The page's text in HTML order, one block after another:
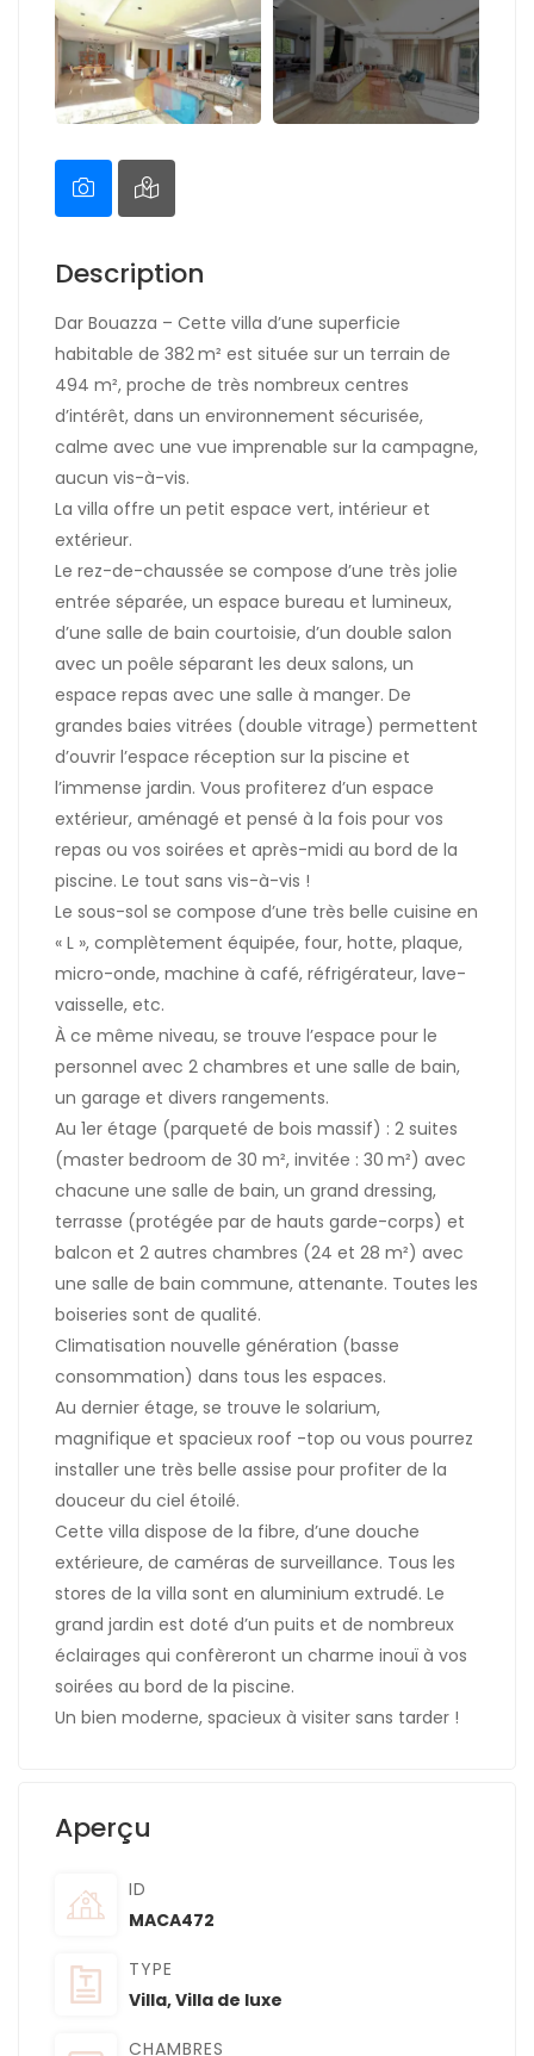
Description
Dar Bouazza – Cette villa d’une superficie
habitable de 382 m² est située sur un terrain de
494 m², proche de très nombreux centres
d’intérêt, dans un environnement sécurisée,
calme avec une vue imprenable sur la campagne,
aucun vis-à-vis.
La villa offre un petit espace vert, intérieur et
extérieur.
Le rez-de-chaussée se compose d’une très jolie
entrée séparée, un espace bureau et lumineux,
d’une salle de bain courtoisie, d’un double salon
avec un poêle séparant les deux salons, un
espace repas avec une salle à manger. De
grandes baies vitrées (double vitrage) permettent
d’ouvrir l’espace réception sur la piscine et
l’immense jardin. Vous profiterez d’un espace
extérieur, aménagé et pensé à la fois pour vos
repas ou vos soirées et après-midi au bord de la
piscine. Le tout sans vis-à-vis !
Le sous-sol se compose d’une très belle cuisine en
« L », complètement équipée, four, hotte, plaque,
micro-onde, machine à café, réfrigérateur, lave-
vaisselle, etc.
À ce même niveau, se trouve l’espace pour le
personnel avec 2 chambres et une salle de bain,
un garage et divers rangements.
Au 1er étage (parqueté de bois massif) : 2 suites
(master bedroom de 30 m², invitée : 30 m²) avec
chacune une salle de bain, un grand dressing,
terrasse (protégée par de hauts garde-corps) et
balcon et 2 autres chambres (24 et 28 m²) avec
une salle de bain commune, attenante. Toutes les
boiseries sont de qualité.
Climatisation nouvelle génération (basse
consommation) dans tous les espaces.
Au dernier étage, se trouve le solarium,
magnifique et spacieux roof -top ou vous pourrez
installer une très belle assise pour profiter de la
douceur du ciel étoilé.
Cette villa dispose de la fibre, d’une douche
extérieure, de caméras de surveillance. Tous les
stores de la villa sont en aluminium extrudé. Le
grand jardin est doté d’un puits et de nombreux
éclairages qui confèreront un charme inouï à vos
soirées au bord de la piscine.
Un bien moderne, spacieux à visiter sans tarder !
Aperçu
ID
MACA472
TYPE
Villa,Villa de luxe
CHAMBRES